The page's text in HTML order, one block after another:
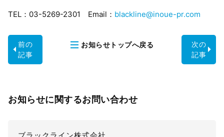
TEL： 03-5269-2301 Email ： blackline@inoue-pr.com
前の
記事
お知らせ トップへ戻る
次の
記事
お知らせに関するお問い合わせ
ブラックライン株式会社